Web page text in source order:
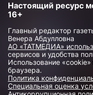
Настоящий ресурс
16+
Главный редактор
Венера Абдулловна
АО «ТАТМЕДИА»
сервисов и удобства
Использование
браузера.
Политика
Специальная оценка